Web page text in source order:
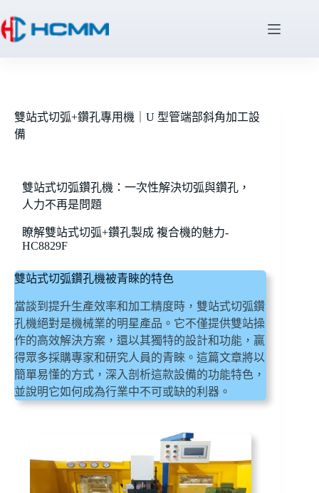
雙站式切弧+鑽孔專用機｜U 型管端部斜角加工設
備
雙站式切弧鑽孔機：一次性解決切弧與鑽孔，
人力不再是問題
瞭解雙站式切弧+鑽孔製成 複合機的魅力-
HC8829F
雙站式切弧鑽孔機被青睞的特色
當談到提升生產效率和加工精度時，雙站式切弧鑽
孔機絕對是機械業的明星產品。它不僅提供雙站操
作的高效解決方案，還以其獨特的設計和功能，贏
得眾多採購專家和研究人員的青睞。這篇文章將以
簡單易懂的方式，深入剖析這款設備的功能特色，
並說明它如何成為行業中不可或缺的利器。